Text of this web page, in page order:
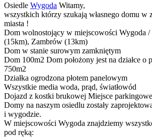
Osiedle Wygoda Witamy,
wszystkich którzy szukają własnego domu w
miasta !
Dom wolnostojący w miejscowości Wygoda
(15km), Zambrów (13km)
Dom w stanie surowym zamkniętym
Dom 100m2 Dom położony jest na działce o
750m2
Działka ogrodzona płotem panelowym
Wszystkie media woda, prąd, światłowód
Dojazd z kostki brukowej Miejsce
Domy na naszym osiedlu zostały
i wygodzie.
W miejscowości Wygoda znajdziemy
pod ręką: